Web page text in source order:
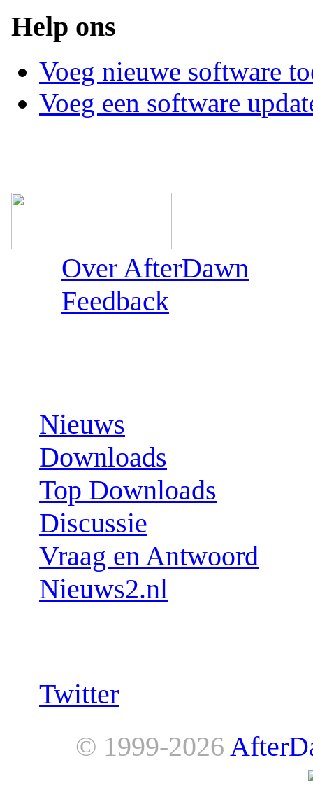
Help ons
Voeg nieuwe software
Voeg een software
Over AfterDawn
Feedback
Nieuws
Downloads
Top Downloads
Discussie
Vraag en Antwoord
Nieuws2.nl
Twitter
© 1999-2026